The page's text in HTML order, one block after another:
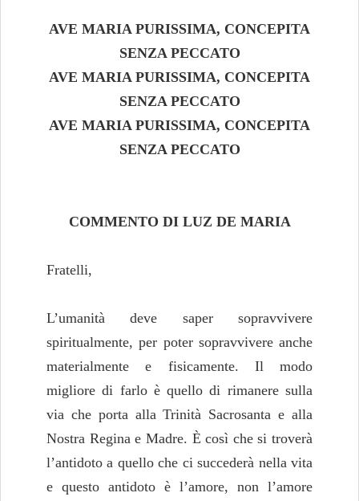
AVE MARIA PURISSIMA, CONCEPITA
SENZA PECCATO
AVE MARIA PURISSIMA, CONCEPITA
SENZA PECCATO
AVE MARIA PURISSIMA, CONCEPITA
SENZA PECCATO
COMMENTO DI LUZ DE MARIA
Fratelli,
L’umanità deve saper sopravvivere
spiritualmente, per poter sopravvivere anche
materialmente e fisicamente. Il modo
migliore di farlo è quello di rimanere sulla
via che porta alla Trinità Sacrosanta e alla
Nostra Regina e Madre. È così che si troverà
l’antidoto a quello che ci succederà nella vita
e questo antidoto è l’amore, non l’amore